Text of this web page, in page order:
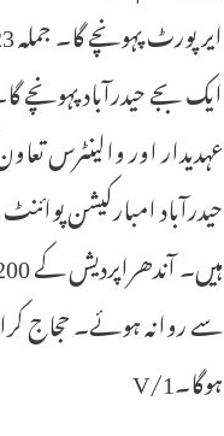
ایک بجے حیدرآباد پہونچے
عہدیدار اور والینٹرس
ہوگا۔V/1